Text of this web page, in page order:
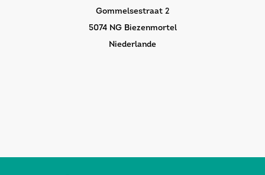
Gommelsestraat 2
5074 NG Biezenmortel
Niederlande